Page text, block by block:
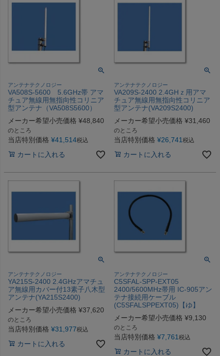
アンテナテクノロジー
VA508S-5600 5.6GHz帯 アマ
チュア無線用無指向性コリニア
型アンテナ（VA508S5600）
メーカー希望小売価格 ¥48,840
のところ
当店特別価格 ¥41,514税込
カートに入れる
アンテナテクノロジー
VA209S-2400 2.4GHｚ用アマ
チュア無線用無指向性コリニア
型アンテナ(VA209S2400)
メーカー希望小売価格 ¥31,460
のところ
当店特別価格 ¥26,741 税込
カートに入れる
アンテナテクノロジー
YA215S-2400 2.4GHzアマチュ
ア無線用カバー付13素子八木型
アンテナ(YA215S2400)
メーカー希望小売価格 ¥37,620
のところ
当店特別価格 ¥31,977税込
カートに入れる
アンテナテクノロジー
C5SFAL-SPP-EXT05
2400/5600MHz帯用 IC-905アン
テナ接続用ケーブル
(C5SFALSPPEXT05)【ゆ】
メーカー希望小売価格 ¥9,130
のところ
当店特別価格 ¥7,761 税込
カートに入れる